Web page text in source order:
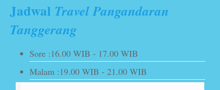
Jadwal Travel Pangandaran
Tanggerang
Sore :16.00 WIB - 17.00 WIB
Malam :19.00 WIB - 21.00 WIB